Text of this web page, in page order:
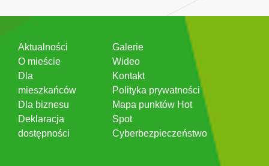
Aktualności
O mieście
Dla
mieszkańców
Dla biznesu
Deklaracja
dostępności
Galerie
Wideo
Kontakt
Polityka prywatności
Mapa punktów Hot
Spot
Cyberbezpieczeństwo